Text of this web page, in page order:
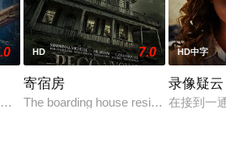
中……嘉铭（刘以豪 饰）、玉欣（袁澧
HD 7.0
寄宿房
The boarding house residents felt
HD中字
录像疑云
在接到一